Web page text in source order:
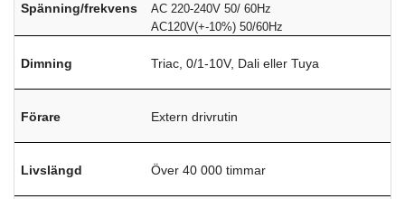
Spänning/frekvens
AC 220-240V 50/ 60Hz
AC120V(+-10%) 50/60Hz
Dimning Triac, 0/1-10V, Dali eller Tuya
Förare Extern drivrutin
Livslängd Över 40 000 timmar